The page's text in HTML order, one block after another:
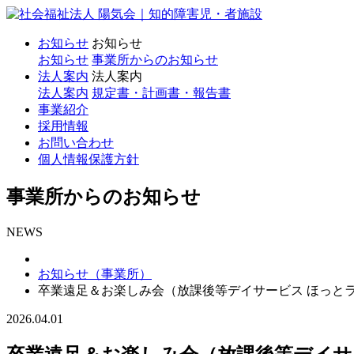
お知らせ お知らせ
お知らせ 事業所からのお知らせ
法人案内 法人案内
法人案内 規定書・計画書・報告書
事業紹介
採用情報
お問い合わせ
個人情報保護方針
事業所からのお知らせ
NEWS
お知らせ（事業所）
卒業遠足＆お楽しみ会（放課後等デイサービス ほっと
2026.04.01